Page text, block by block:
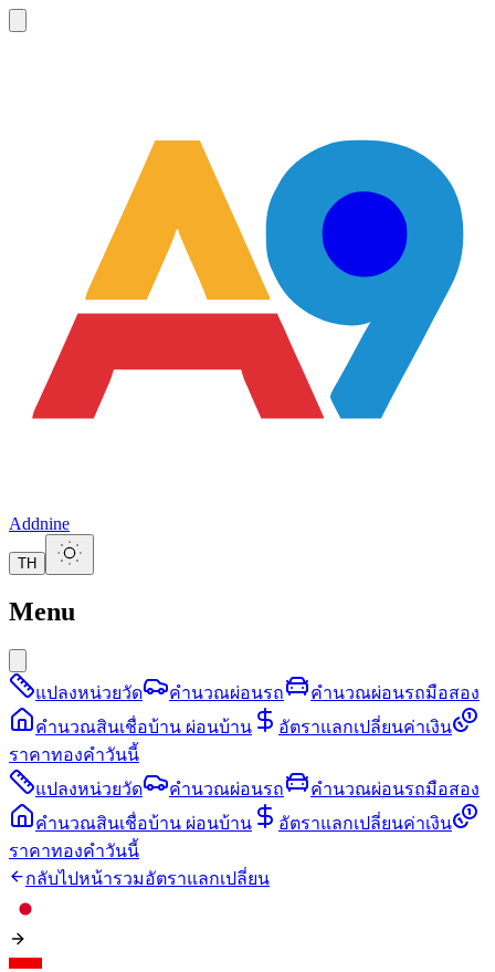
Addnine
TH
Menu
แปลงหน่วยวัด คำนวณผ่อนรถ
คำนวณผ่อนรถมือสอง
คำนวณสินเชื่อบ้าน ผ่อนบ้าน
อัตราแลกเปลี่ยนค่าเงิน
ราคาทองคำวันนี้
แปลงหน่วยวัด
คำนวณผ่อนรถ
คำนวณผ่อนรถมือสอง
คำนวณสินเชื่อบ้าน ผ่อนบ้าน
อัตราแลกเปลี่ยนค่าเงิน
ราคาทองคำวันนี้
กลับไปหน้ารวมอัตราแลกเปลี่ยน